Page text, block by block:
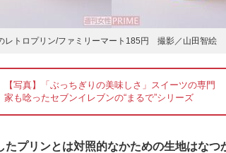
レトロプリン/ファミリーマート185円 撮影／山田智絵
【写真】「ぶっちぎりの美味しさ」スイーツの専門
家も唸ったセブンイレブンの“まるで”シリーズ
たプリンとは対照的なかための生地はなつ